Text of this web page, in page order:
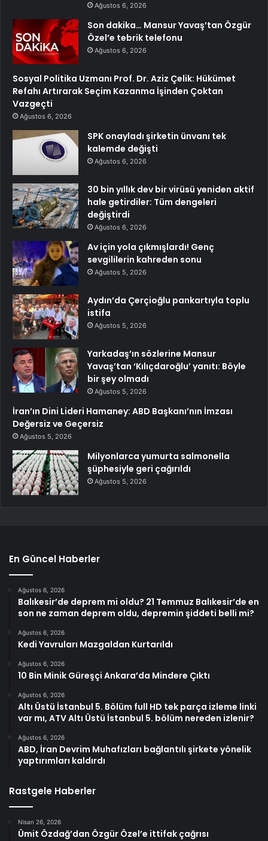
Ağustos 6, 2026
Son dakika… Mansur Yavaş’tan Özgür
Özel’e tebrik telefonu
Ağustos 6, 2026
Sosyal Politika Uzmanı Prof. Dr. Aziz Çelik: Hükümet
Refahı Artırarak Seçim Kazanma İşinden Çoktan
Vazgeçti
Ağustos 6, 2026
SPK onayladı şirketin ünvanı tek
kalemde değişti
Ağustos 6, 2026
30 bin yıllık dev bir virüsü yeniden aktif
hale getirdiler: Tüm dengeleri
değiştirdi
Ağustos 6, 2026
Av için yola çıkmışlardı! Genç
sevgililerin kahreden sonu
Ağustos 5, 2026
Aydın’da Çerçioğlu pankartıyla toplu
istifa
Ağustos 5, 2026
Yarkadaş’ın sözlerine Mansur
Yavaş’tan ‘Kılıçdaroğlu’ yanıtı: Böyle
bir şey olmadı
Ağustos 5, 2026
İran’ın Dini Lideri Hamaney: ABD Başkanı’nın İmzası
Değersiz ve Geçersiz
Ağustos 5, 2026
Milyonlarca yumurta salmonella
şüphesiyle geri çağırıldı
Ağustos 5, 2026
En Güncel Haberler
Ağustos 6, 2026
Balıkesir’de deprem mi oldu? 21 Temmuz Balıkesir’de en
son ne zaman deprem oldu, depremin şiddeti belli mi?
Ağustos 6, 2026
Kedi Yavruları Mazgaldan Kurtarıldı
Ağustos 6, 2026
10 Bin Minik Güreşçi Ankara’da Mindere Çıktı
Ağustos 6, 2026
Altı Üstü İstanbul 5. Bölüm full HD tek parça izleme linki
var mı, ATV Altı Üstü İstanbul 5. bölüm nereden izlenir?
Ağustos 6, 2026
ABD, İran Devrim Muhafızları bağlantılı şirkete yönelik
yaptırımları kaldırdı
Rastgele Haberler
Nisan 26, 2026
Ümit Özdağ’dan Özgür Özel’e ittifak çağrısı